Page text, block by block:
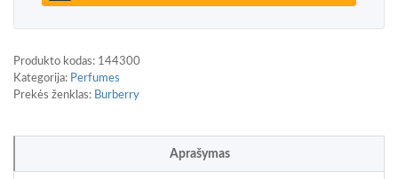
Produkto kodas: 144300
Kategorija: Perfumes
Prekės ženklas: Burberry
Aprašymas